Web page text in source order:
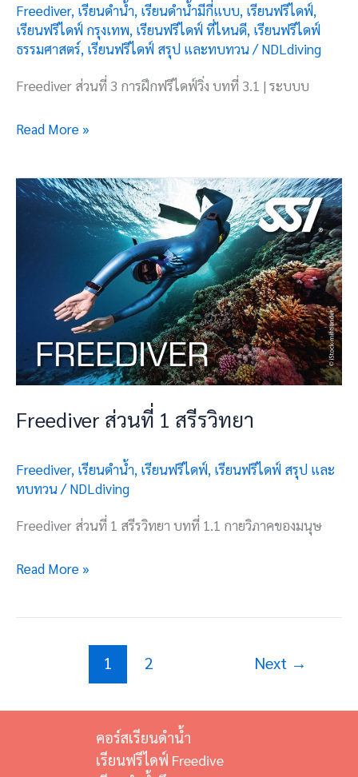
Freediver, เรียนดำน้ำ, เรียนดำน้ำมีกี่แบบ, เรียนฟรีไดฟ์,
เรียนฟรีไดฟ์ กรุงเทพ, เรียนฟรีไดฟ์ ที่ไหนดี, เรียนฟรีไดฟ์
ธรรมศาสตร์, เรียนฟรีไดฟ์ สรุป และทบทวน/NDLdiving
Freediver ส่วนที่ 3 การฝึกฟรีไดฟ์วิ่ง บทที่ 3.1 | ระบบบ
Read More »
Freediver ส่วนที่ 1 สรีรวิทยา
Freediver, เรียนดำน้ำ, เรียนฟรีไดฟ์, เรียนฟรีไดฟ์ สรุป และ
ทบทวน/NDLdiving
Freediver ส่วนที่ 1 สรีรวิทยา บทที่ 1.1 กายวิภาคของมนุษ
Freediver
Read More »
1 2 Next →
คอร์สเรียนดำน้ำ
เรียนฟรีไดฟ์ Freedive